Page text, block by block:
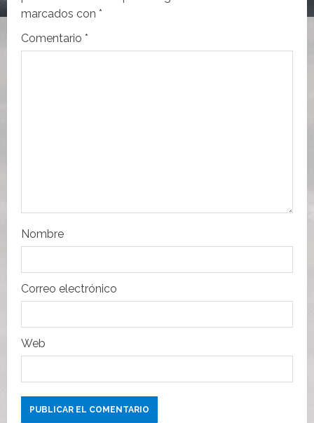
ó
n
r
a
d
a
s
marcados con *
Comentario *
Nombre
Correo electrónico
Web